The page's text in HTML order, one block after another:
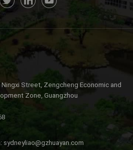
Ningxi Street, Zengcheng Economic and
Zone, Guangzhou
sydneyliao@gzhuayan.com